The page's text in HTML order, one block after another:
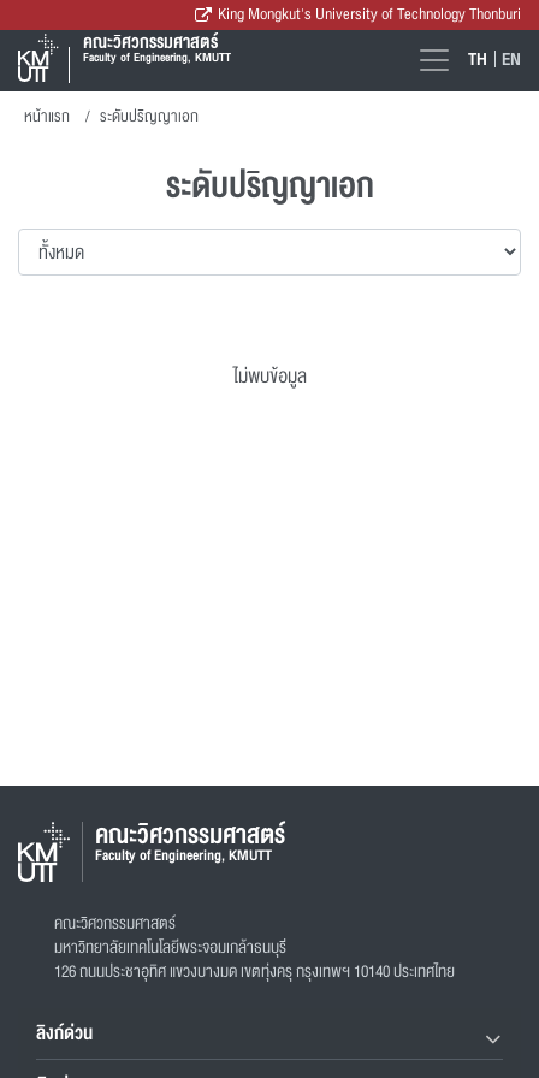
King Mongkut's University of Technology Thonburi
คณะวิศวกรรมศาสตร์
Faculty of Engineering, KMUTT TH EN
หน้าแรก ระดับปริญญาเอก
ระดับปริญญาเอก
ไม่พบข้อมูล
คณะวิศวกรรมศาสตร์
Faculty of Engineering, KMUTT
คณะวิศวกรรมศาสตร์
มหาวิทยาลัยเทคโนโลยีพระจอมเกล้าธนบุรี
126 ถนนประชาอุทิศ แขวงบางมด เขตทุ่งครุ กรุงเทพฯ 10140 ประเทศไทย
ลิงก์ด่วน